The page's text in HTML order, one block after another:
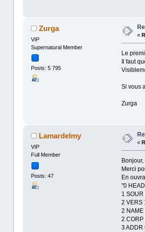
Zurga
VIP
Supernatural Member
Posts: 5 795
«
Le
Il faut
Si vous
Zurga
Lamardelmy
VIP
Full Member
Posts: 47
«
Bonjour,
Merci
En
"0 HEAD
1
2 VERS
2 NAME
2
3 ADDR